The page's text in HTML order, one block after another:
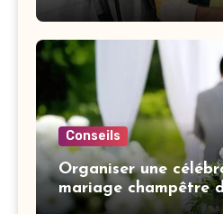
Conseils
Organiser une
mariage champêtre